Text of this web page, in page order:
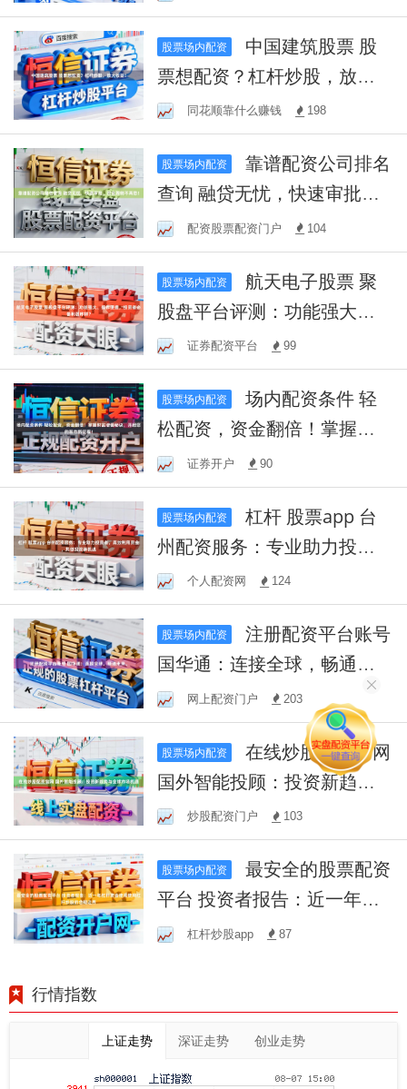
股票场内配资
票想配资？杠杆炒股，放大
收益！同花顺靠什么赚钱 198
股票场内配资
靠谱配资公司排名
查询 融贷无忧，快速审批，
资金周转不再愁！
配资股票配资门户 104
股票场内配资
航天电子股票 聚
股盘平台评测：功能强大、
操作便捷，投资者必备利器
咋样？
证券配资平台 99
股票场内配资
场内配资条件 轻
松配资，资金翻倍！掌握财
富增值秘诀，开启您的股市
新征程！
证券开户 90
股票场内配资
杠杆 股票app 台
州配资服务：专业助力投资
者，高效利用资金，共创投
资新机遇
个人配资网 124
股票场内配资
注册配资平台账号
国华通：连接全球，畅通未
来。网上配资门户 203
股票场内配资
在线炒股配资官网
国外智能投顾：投资新趋势
与全球市场机遇
炒股配资门户 103
股票场内配资
最安全的股票配资
平台 投资者报告：近一年杠
杆资金使用使用杠杆炒股的
杠杆炒股app 87
行情指数
上证走势 深证走势 创业走势